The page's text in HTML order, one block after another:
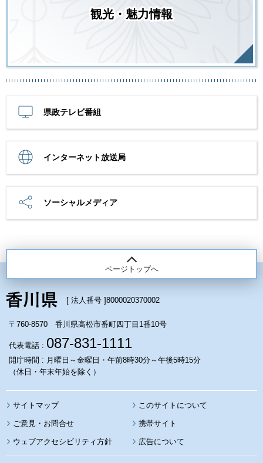
観光・魅力情報
県政テレビ番組
インターネット放送局
ソーシャルメディア
ページトップへ
[ 法人番号 ]8000020370002
〒760-8570 香川県高松市番町四丁目1番10号
代表電話 : 087-831-1111
開庁時間 : 月曜日～金曜日・午前8時30分～午後5時15分
（休日・年末年始を除く）
サイトマップ このサイトについて
携帯サイト
ウェブアクセシビリティ方針 広告について